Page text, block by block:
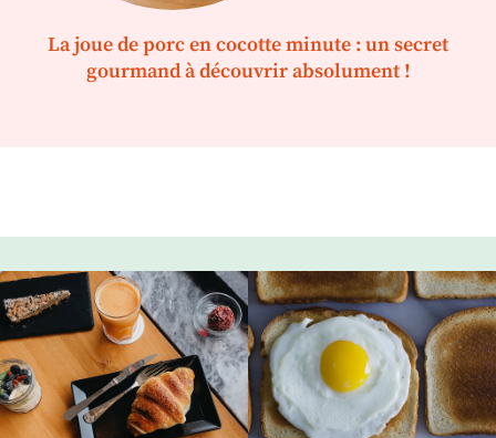
La joue de porc en cocotte minute : un secret
gourmand à découvrir absolument !